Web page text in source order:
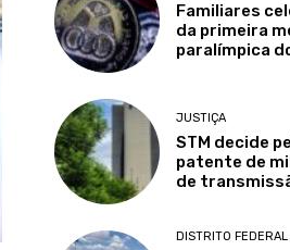
Familiares
da primeira
paralímpica
JUSTIÇA
STM decide
patente de
de
DISTRITO FEDERAL